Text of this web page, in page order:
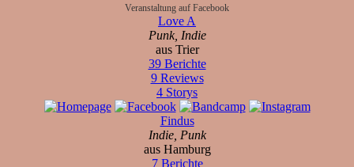
Veranstaltung auf Facebook
Love A
Punk, Indie
aus Trier
39 Berichte
9 Reviews
4 Storys
Findus
Indie, Punk
aus Hamburg
7 Berichte